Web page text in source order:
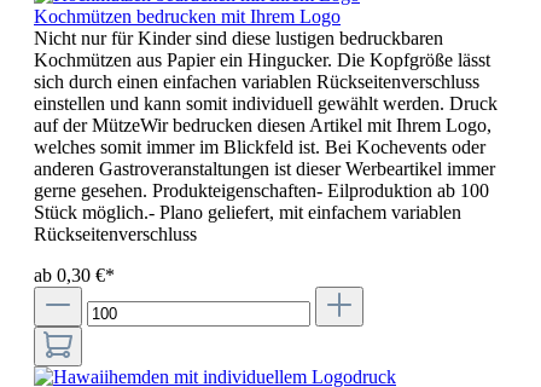
Kochmützen bedrucken mit Ihrem Logo
Nicht nur für Kinder sind diese lustigen bedruckbaren
Kochmützen aus Papier ein Hingucker. Die Kopfgröße lässt
sich durch einen einfachen variablen Rückseitenverschluss
einstellen und kann somit individuell gewählt werden. Druck
auf der MützeWir bedrucken diesen Artikel mit Ihrem Logo,
welches somit immer im Blickfeld ist. Bei Kochevents oder
anderen Gastroveranstaltungen ist dieser Werbeartikel immer
gerne gesehen. Produkteigenschaften- Eilproduktion ab 100
Stück möglich.- Plano geliefert, mit einfachem variablen
Rückseitenverschluss
ab 0,30 €*